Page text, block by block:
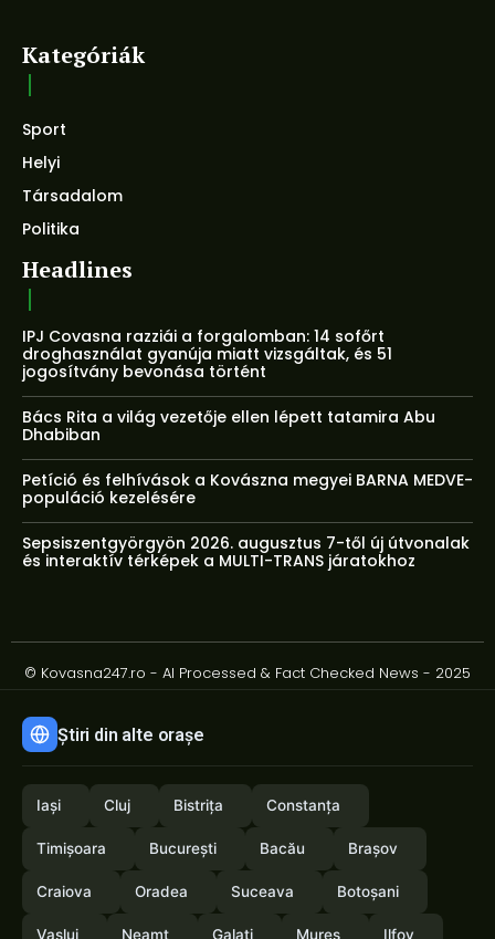
Kategóriák
Sport
Helyi
Társadalom
Politika
Headlines
IPJ Covasna razziái a forgalomban: 14 sofőrt
droghasználat gyanúja miatt vizsgáltak, és 51
jogosítvány bevonása történt
Bács Rita a világ vezetője ellen lépett tatamira Abu
Dhabiban
Petíció és felhívások a Kovászna megyei BARNA MEDVE-
populáció kezelésére
Sepsiszentgyörgyön 2026. augusztus 7-től új útvonalak
és interaktív térképek a MULTI-TRANS járatokhoz
© Kovasna247.ro - AI Processed & Fact Checked News - 2025
Știri din alte orașe
Iași Cluj Bistrița Constanța
Timișoara București Bacău Brașov
Craiova Oradea Suceava Botoșani
Vaslui Neamț Galați Mureș Ilfov